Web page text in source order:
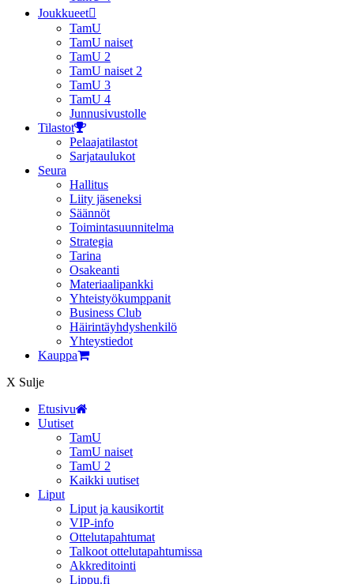
Joukkueet
TamU
TamU naiset
TamU 2
TamU naiset 2
TamU 3
TamU 4
Junnusivustolle
Tilastot
Pelaajatilastot
Sarjataulukot
Seura
Hallitus
Liity jäseneksi
Säännöt
Toimintasuunnitelma
Strategia
Tarina
Osakeanti
Materiaalipankki
Yhteistyö­kumppanit
Business Club
Häirintä­yhdyshenkilö
Yhteystiedot
Kauppa
X Sulje
Etusivu
Uutiset
TamU
TamU naiset
TamU 2
Kaikki uutiset
Liput
Liput ja kausikortit
VIP-info
Ottelutapahtumat
Talkoot ottelutapahtumissa
Akkreditointi
Lippu.fi